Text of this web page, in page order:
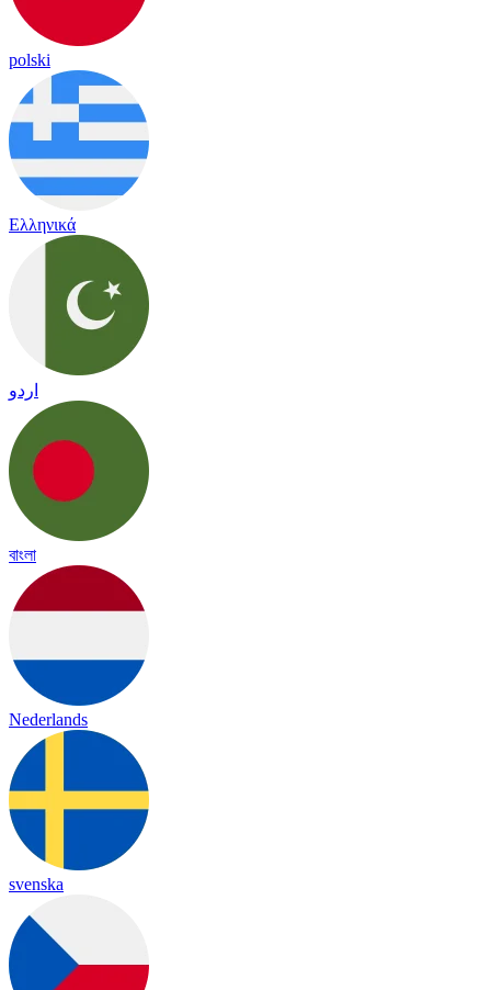
polski
Ελληνικά
اردو
বাংলা
Nederlands
svenska